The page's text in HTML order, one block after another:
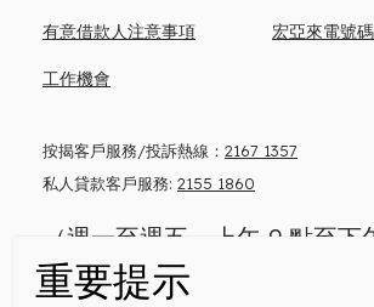
按揭客戶服務/投訴熱線： 2167 1357
私人貸款客戶服務: 2155 1860
（週一至週五，上午 9 點至下
有意借款人注意事項 宏亞來電號
工作機會